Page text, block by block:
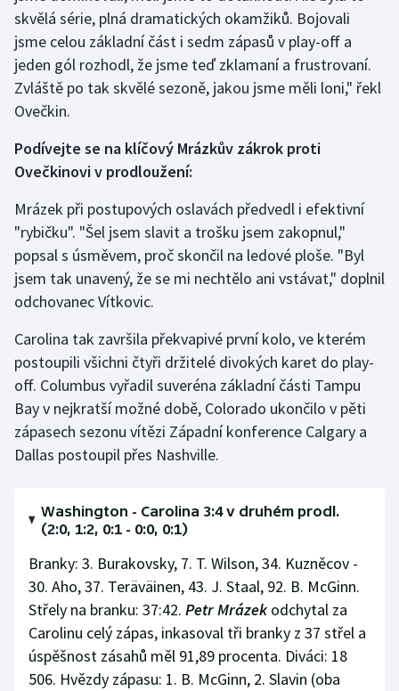
skvělá série, plná dramatických okamžiků. Bojovali
jsme celou základní část i sedm zápasů v play-off a
jeden gól rozhodl, že jsme teď zklamaní a frustrovaní.
Zvláště po tak skvělé sezoně, jakou jsme měli loni," řekl
Ovečkin.
Podívejte se na klíčový Mrázkův zákrok proti
Ovečkinovi v prodloužení:
Mrázek při postupových oslavách předvedl i efektivní
"rybičku". "Šel jsem slavit a trošku jsem zakopnul,"
popsal s úsměvem, proč skončil na ledové ploše. "Byl
jsem tak unavený, že se mi nechtělo ani vstávat," doplnil
odchovanec Vítkovic.
Carolina tak završila překvapivé první kolo, ve kterém
postoupili všichni čtyři držitelé divokých karet do play-
off. Columbus vyřadil suveréna základní části Tampu
Bay v nejkratší možné době, Colorado ukončilo v pěti
zápasech sezonu vítězi Západní konference Calgary a
Dallas postoupil přes Nashville.
Washington - Carolina 3:4 v druhém prodl.
(2:0, 1:2, 0:1 - 0:0, 0:1)
Branky: 3. Burakovsky, 7. T. Wilson, 34. Kuzněcov -
30. Aho, 37. Teräväinen, 43. J. Staal, 92. B. McGinn.
Střely na branku: 37:42. Petr Mrázek odchytal za
Carolinu celý zápas, inkasoval tři branky z 37 střel a
úspěšnost zásahů měl 91,89 procenta. Diváci: 18
506. Hvězdy zápasu: 1. B. McGinn, 2. Slavin (oba